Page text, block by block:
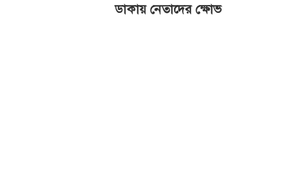
ডাকায় নেতাদের ক্ষোভ